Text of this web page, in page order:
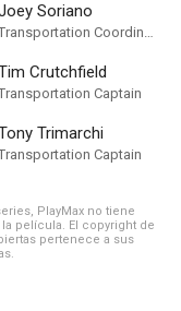
Soriano
Transportation Coordinator
Crutchfield
Captain
Trimarchi
Captain
PlayMax no tiene
película. El copyright de
pertenece a sus